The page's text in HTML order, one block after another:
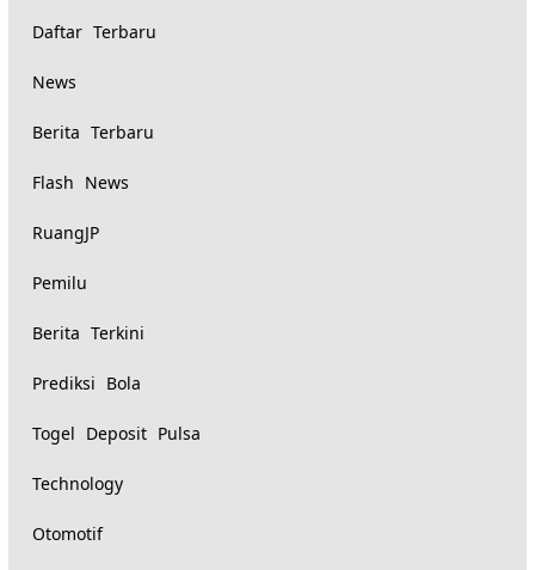
serupa:
Daftar Terbaru
News
Berita Terbaru
Flash News
RuangJP
Pemilu
Berita Terkini
Prediksi Bola
Togel Deposit Pulsa
Technology
Otomotif